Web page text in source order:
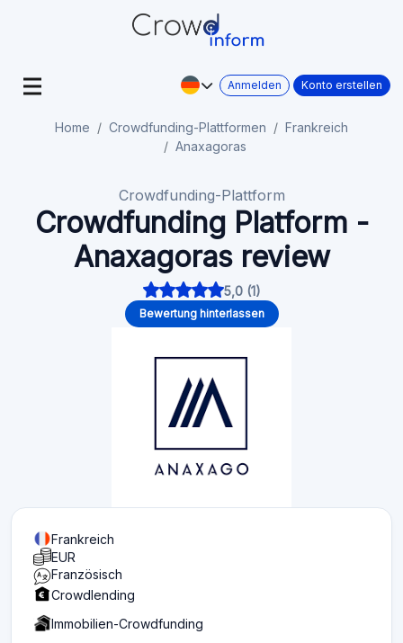
Anmelden Konto erstellen
Home Crowdfunding-Plattformen
Frankreich
Anaxagoras
Crowdfunding-Plattform
Crowdfunding Platform -
Anaxagoras review
5,0 (1)
Bewertung hinterlassen
Frankreich
EUR
Französisch
Crowdlending
Immobilien-Crowdfunding